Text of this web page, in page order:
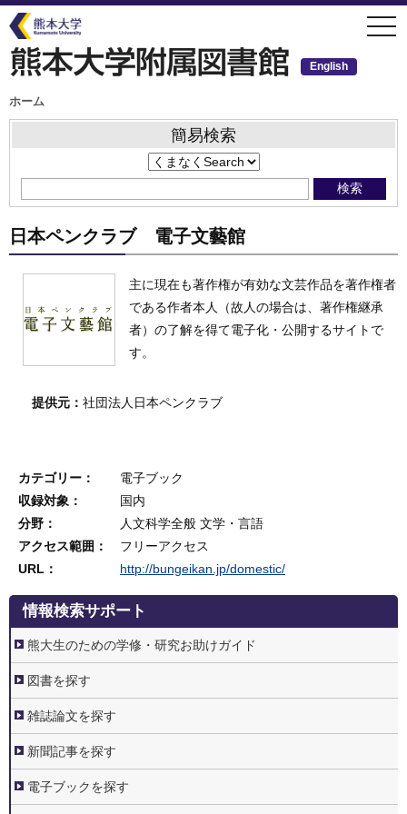
イ
コ
テ
ツ
移
English
パ
ン
く
ホーム
簡易検索
日本ペンクラブ 電子文藝館
主に現在も著作権が有効な文芸作品を著作権者
である作者本人（故人の場合は、著作権継承
者）の了解を得て電子化・公開するサイトで
す。
提供元： 社団法人日本ペンクラブ
カテゴリー
電子ブック
収録対象
国内
分野
人文科学全般 文学・言語
アクセス範囲
フリーアクセス
URL
http://bungeikan.jp/domestic/
3.
報
検
索
サ
ポ
ト
情報検索サポート
熊大生のための学修・研究お助けガイド
図書を探す
雑誌論文を探す
新聞記事を探す
電子ブックを探す